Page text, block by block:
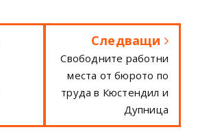
Следващи
Свободните работни
места от бюрото по
труда в Кюстендил и
Дупница